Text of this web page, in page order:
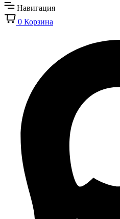
Навигация
0 Корзина